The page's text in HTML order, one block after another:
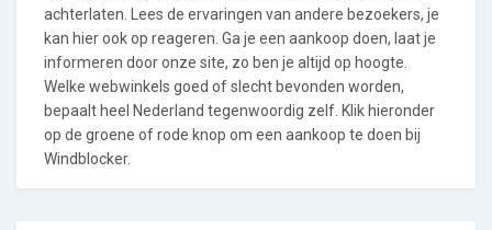
achterlaten. Lees de ervaringen van andere bezoekers, je
kan hier ook op reageren. Ga je een aankoop doen, laat je
informeren door onze site, zo ben je altijd op hoogte.
Welke webwinkels goed of slecht bevonden worden,
bepaalt heel Nederland tegenwoordig zelf. Klik hieronder
op de groene of rode knop om een aankoop te doen bij
Windblocker.